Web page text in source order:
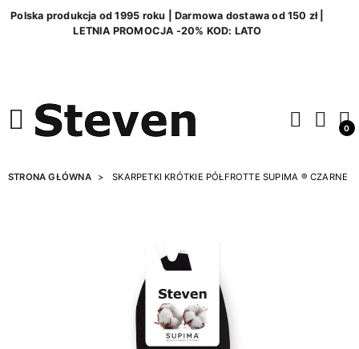
Polska produkcja od 1995 roku | Darmowa dostawa od 150 zł |
LETNIA PROMOCJA -20% KOD: LATO
0
STRONA GŁÓWNA SKARPETKI KRÓTKIE PÓŁFROTTE SUPIMA ® CZARNE